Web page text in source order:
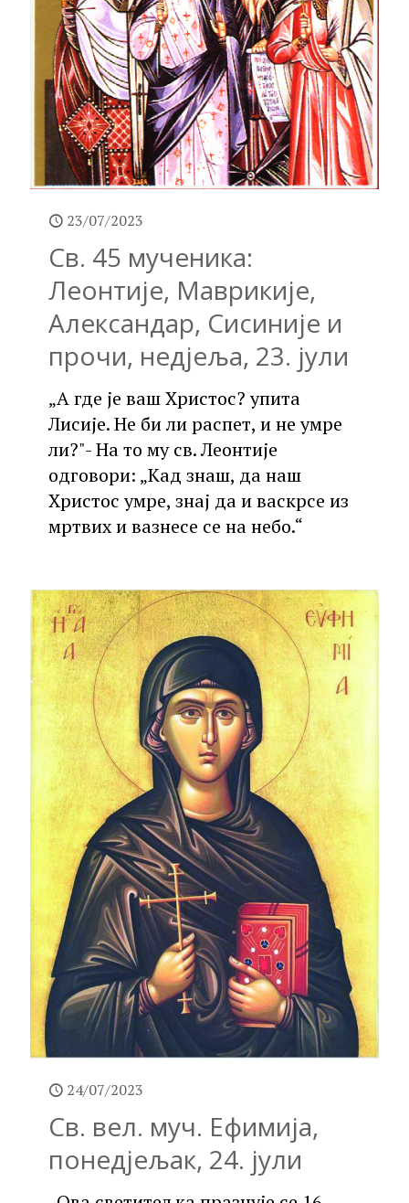
23/07/2023
Св. 45 мученика:
Леонтије, Маврикије,
Александар, Сисиније и
прочи, недјеља, 23. јули
„А где је ваш Христос? упита
Лисије. Не би ли распет, и не умре
ли?"- На то му св. Леонтије
одговори: „Кад знаш, да наш
Христос умре, знај да и васкрсе из
мртвих и вазнесе се на небо.“
24/07/2023
Св. вел. муч. Ефимија,
понедјељак, 24. јули